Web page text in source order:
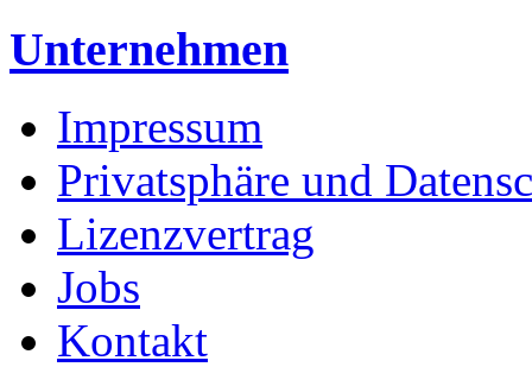
Unternehmen
Impressum
Privatsphäre und
Lizenzvertrag
Jobs
Kontakt